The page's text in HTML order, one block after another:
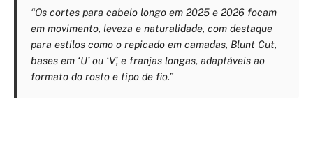
“Os cortes para cabelo longo em 2025 e 2026 focam
em movimento, leveza e naturalidade, com destaque
para estilos como o repicado em camadas, Blunt Cut,
bases em ‘U’ ou ‘V’, e franjas longas, adaptáveis ao
formato do rosto e tipo de fio.”